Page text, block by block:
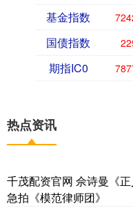
基金指数
国债指数
期指IC0
热点资讯
千茂配资官网 佘诗曼《
急拍《模范律师团》